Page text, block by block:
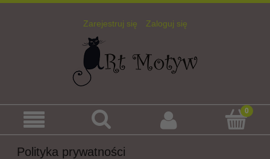
Zarejestruj się Zaloguj się
Polityka prywatności